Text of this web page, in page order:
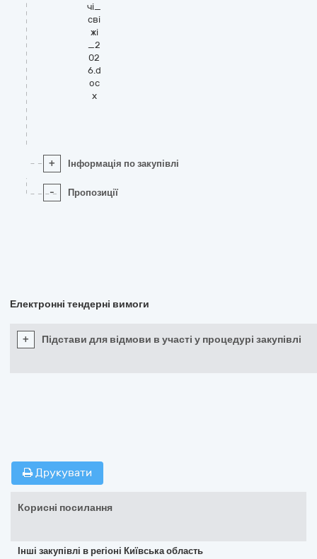
чі_
сві
жі
_2
02
6.d
oc
x
+ Інформація по закупівлі
- Пропозиції
Електронні тендерні вимоги
+ Підстави для відмови в участі у процедурі закупівлі
Друкувати
Корисні посилання
Інші закупівлі в регіоні Київська область